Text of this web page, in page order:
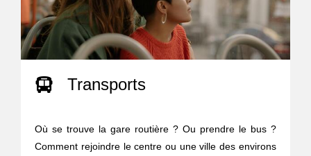
Transports
Où se trouve la gare routière ? Ou prendre le bus ?
Comment rejoindre le centre ou une ville des environs